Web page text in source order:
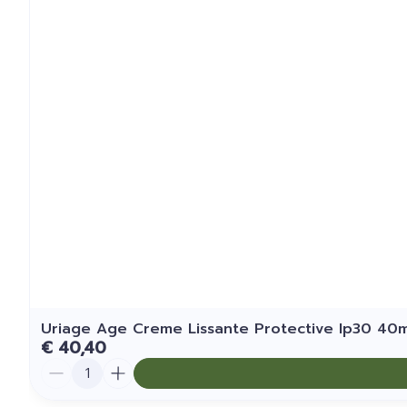
Uriage Age Creme Lissante Protective Ip30
€ 40,40
Aantal